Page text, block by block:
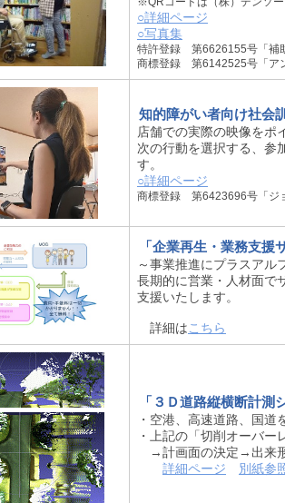
○詳細ページ
○写真集
特許登録 第6626155号「補
商標登録 第6142525号「ア
知的障がい者向け社会
店舗での実際の映像をポ
次の行動を選択する、参
す。
○詳細ページ
商標登録 第6423696号「ジ
「企業再生・業務支援
～事業推進にプラスアル
長期的に営業・人材面で
支援いたします。
詳細はこちら
「３Ｄ道路縦横断計測
・空港、高速道路、国
・上記の「切削オーバ
→計画面の決定→出来
詳細ページ
別紙参